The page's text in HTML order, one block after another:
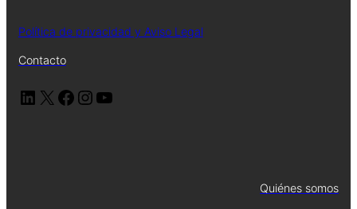
Política de privacidad y Aviso Legal
Contacto
LinkedIn X Facebook Instagram YouTube
Quiénes somos